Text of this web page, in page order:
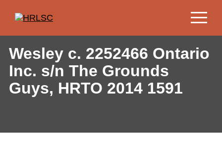
Wesley c. 2252466 Ontario
Inc. s/n The Grounds
Guys, HRTO 2014 1591